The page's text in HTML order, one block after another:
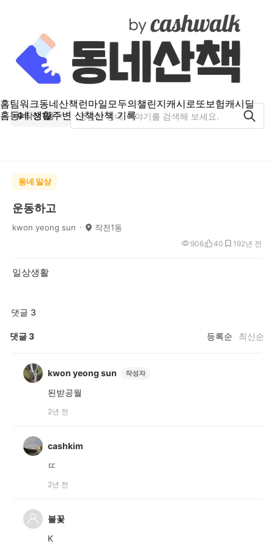
홈팀워크동네산책런마일모두의챌린지캐시로또보험캐시딜
홈동네 생활주변 산책산책 기록
작전1동
동네 일상
운동하고
kwon yeong sun 작전1동
2년 전
906 40 19
일상생활
댓글 3
댓글3 등록순 최신순
kwon yeong sun 작성자
된받공월
2년 전
cashkim
ㄸ
2년 전
불꽃
K